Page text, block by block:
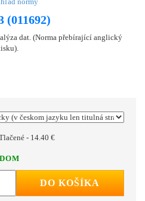
(011692)
dat. (Norma přebírající anglický
- 14.40 €
DO KOŠÍKA